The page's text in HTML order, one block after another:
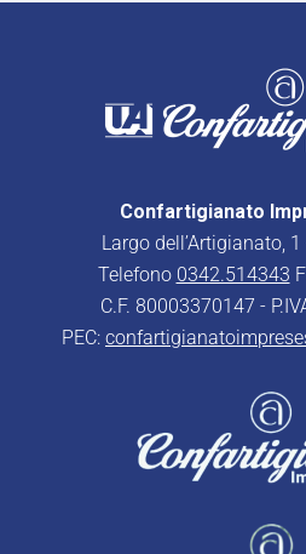
Confartigianato
Largo dell’Artigianato,
Telefono 0342.514343
C.F. 80003370147 -
PEC: